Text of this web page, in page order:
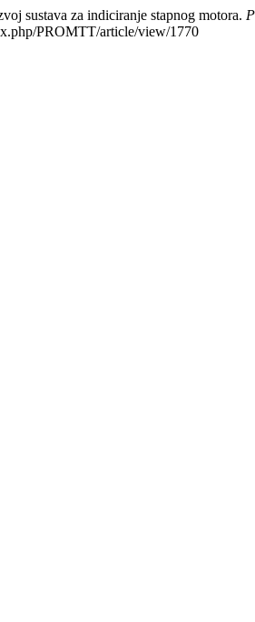
sustava za indiciranje stapnog motora.
PROMTT/article/view/1770